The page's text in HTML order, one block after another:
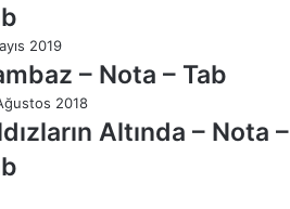
2019
– Nota – Tab
2018
Altında – Nota –